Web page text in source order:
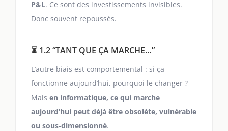
P&L. Ce sont des investissements invisibles.
Donc souvent repoussés.
⏳ 1.2 “TANT QUE ÇA MARCHE…”
L’autre biais est comportemental : si ça
fonctionne aujourd’hui, pourquoi le changer ?
Mais en informatique, ce qui marche
aujourd’hui peut déjà être obsolète, vulnérable
ou sous-dimensionné.